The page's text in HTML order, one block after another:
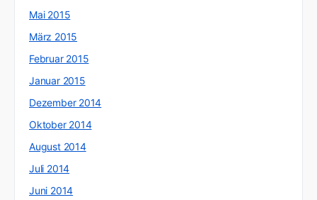
Mai 2015
März 2015
Februar 2015
Januar 2015
Dezember 2014
Oktober 2014
August 2014
Juli 2014
Juni 2014